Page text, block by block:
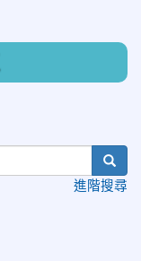
進階搜尋